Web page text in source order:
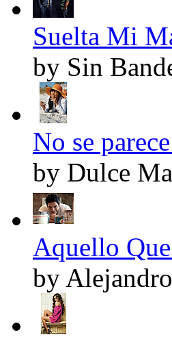
Suelta Mi
by Sin
No se
by Dulce
Aquello
by